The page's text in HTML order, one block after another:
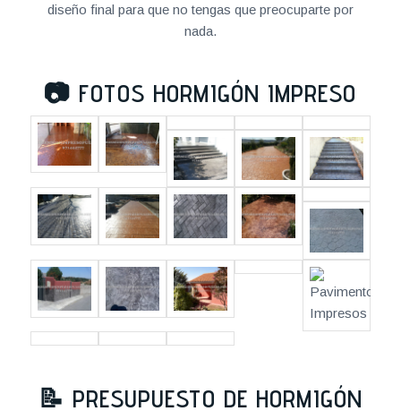
diseño final para que no tengas que preocuparte por
nada.
📷 FOTOS HORMIGÓN IMPRESO
📝 PRESUPUESTO DE HORMIGÓN